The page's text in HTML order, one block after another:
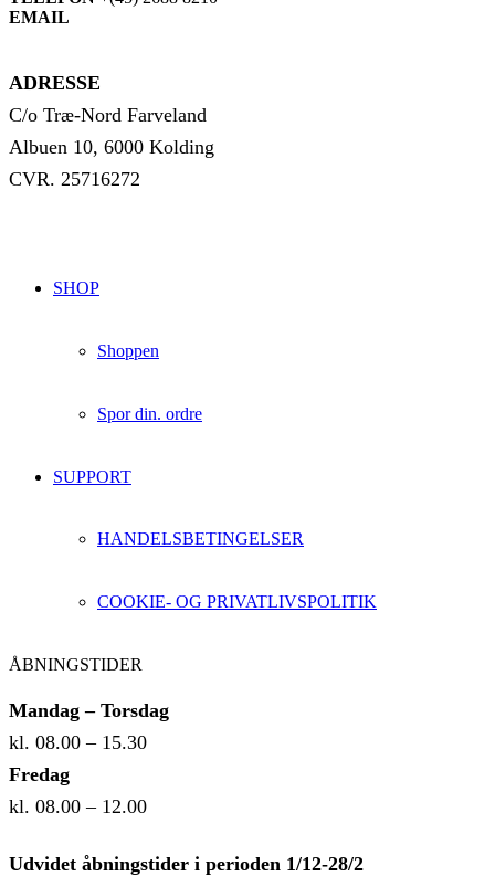
EMAIL
ADRESSE
C/o Træ-Nord Farveland
Albuen 10, 6000 Kolding
CVR. 25716272
SHOP
Shoppen
Spor din. ordre
SUPPORT
HANDELSBETINGELSER
COOKIE- OG PRIVATLIVSPOLITIK
ÅBNINGSTIDER
Mandag – Torsdag
kl. 08.00 – 15.30
Fredag
kl. 08.00 – 12.00
Udvidet åbningstider i perioden 1/12-28/2